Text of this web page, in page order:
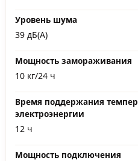
Уровень шума
39 дБ(А)
Мощность замораживания
10 кг/24 ч
Время поддержания
электроэнергии
12 ч
Мощность подключения